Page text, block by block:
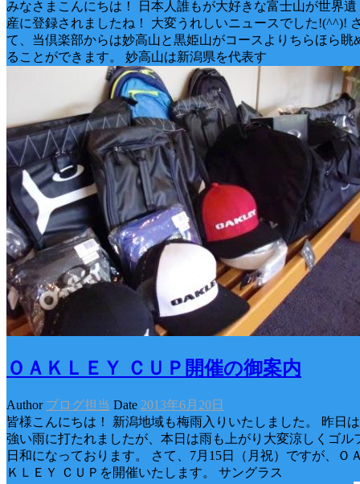
みなさまこんにちは！ 日本人誰もが大好きな富士山が世界遺
産に登録されましたね！ 大変うれしいニュースでした!(^^)!
て、当倶楽部からは妙高山と黒姫山がコースよりちらほら眺
ることができます。 妙高山は新潟県を代表す
ＯＡＫＬＥＹ ＣＵＰ開催の御案内
Author ブログ担当 Date 2013年6月20日
皆様こんにちは！ 新潟地域も梅雨入りいたしました。 昨日は
強い雨に打たれましたが、本日は雨も上がり大変涼しくゴル
日和になっております。 さて、7月15日（月祝）ですが、Ｏ
ＫＬＥＹ ＣＵＰを開催いたします。 サングラス